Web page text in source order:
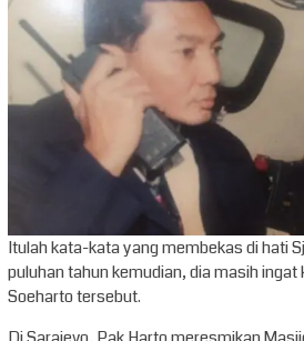
Itulah kata-kata yang membekas di hati
puluhan tahun kemudian, dia masih
Soeharto tersebut.